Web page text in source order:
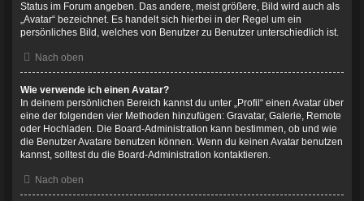
Status im Forum angeben. Das andere, meist größere, Bild wird auch als
„Avatar“ bezeichnet. Es handelt sich hierbei in der Regel um ein
persönliches Bild, welches von Benutzer zu Benutzer unterschiedlich ist.
Nach oben
Wie verwende ich einen Avatar?
In deinem persönlichen Bereich kannst du unter „Profil“ einen Avatar über
eine der folgenden vier Methoden hinzufügen: Gravatar, Galerie, Remote
oder Hochladen. Die Board-Administration kann bestimmen, ob und wie
die Benutzer Avatare benutzen können. Wenn du keinen Avatar benutzen
kannst, solltest du die Board-Administration kontaktieren.
Nach oben